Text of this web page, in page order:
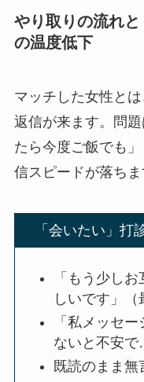
やり取りの流れ
の温度低下
マッチした女性と
返信が来ます。問
たら今度ご飯でも
信スピードが落ちま
「会いたい」打
「もう少し
しいです」（
「私メッセ
ないと不安で
既読のまま無